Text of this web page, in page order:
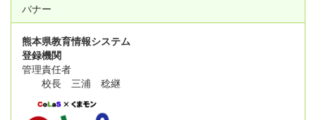
バナー
熊本県教育情報システム
登録機関
管理責任者
校長 三浦 稔継